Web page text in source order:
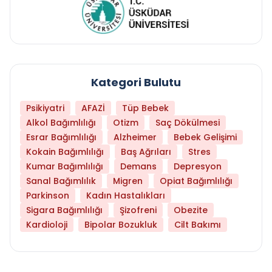
Kategori Bulutu
Psikiyatri AFAZİ
Tüp Bebek
Alkol Bağımlılığı
Otizm
Saç Dökülmesi
Esrar Bağımlılığı
Alzheimer
Bebek Gelişimi
Kokain Bağımlılığı
Baş Ağrıları
Stres
Kumar Bağımlılığı
Demans
Depresyon
Sanal Bağımlılık
Migren
Opiat Bağımlılığı
Parkinson
Kadın Hastalıkları
Sigara Bağımlılığı
Şizofreni
Obezite
Kardioloji
Bipolar Bozukluk Cilt Bakımı